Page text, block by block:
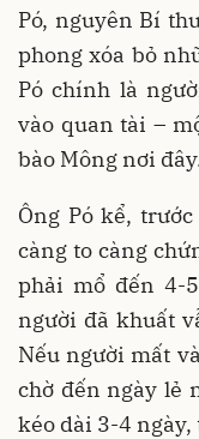
Pó, nguyên Bí
phong xóa bỏ
Pó chính là
vào quan tài –
bào Mông nơi
Ông Pó kể,
càng to càng
phải mổ đến 4-
người đã khuất
Nếu người mất
chờ đến ngày lẻ
kéo dài 3-4